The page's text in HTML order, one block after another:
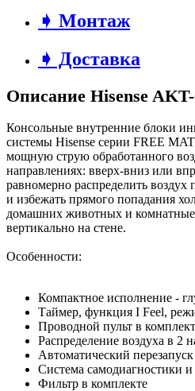
➧ Монтаж
➧ Доставка
Описание Hisense
Консольные внутренние блоки
системы Hisense серии FREE
мощную струю обработанного
направлениях: вверх-вниз или
равномерно распределить
и избежать прямого попадания
домашних животных и комнатные
вертикально на стене.
Особенности:
Компактное исполнение -
Таймер, функция I Feel,
Проводной пульт в
Распределение воздуха в 2
Автоматический перезапуск
Система самодиагностики
Фильтр в комплекте